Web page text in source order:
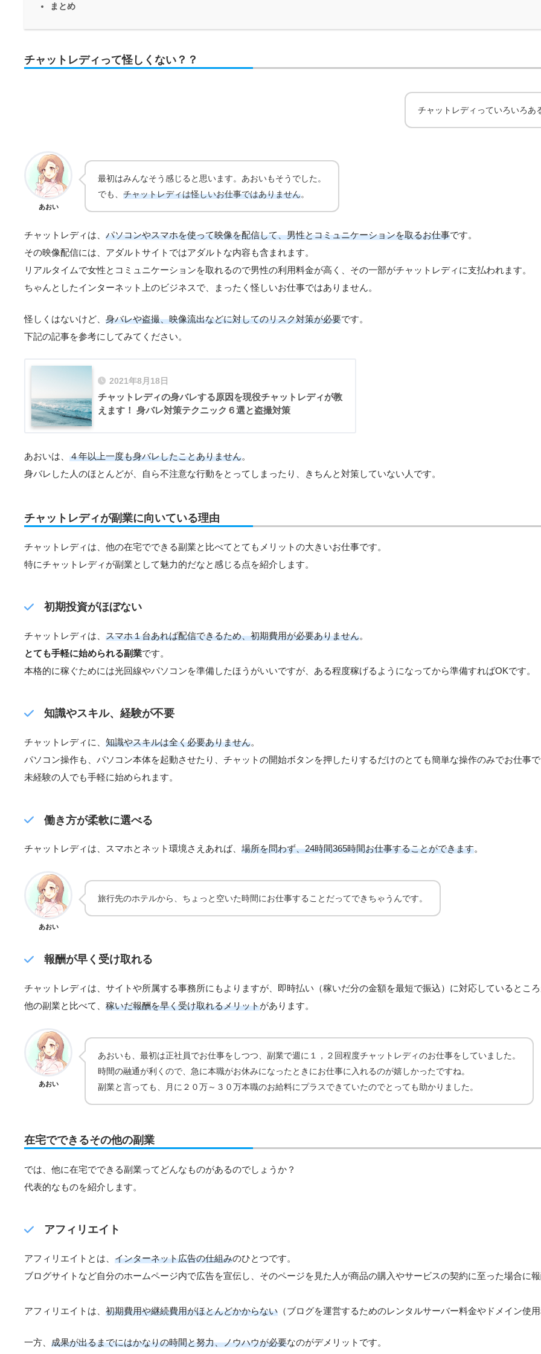
まとめ
チャットレディって怪しくない？？
チャットレディっていろいろあ
あおい
最初はみんなそう感じると思います。あおいもそうでした。
でも、 チャットレディは怪しいお仕事ではありません。
チャットレディは、 パソコンやスマホを使って映像を配信して、男性とコミュニケーションを取るお仕事です。
その映像配信には、アダルトサイトではアダルトな内容も含まれます。
リアルタイムで女性とコミュニケーションを取れるので男性の利用料金が高く、その一部がチャットレディに支払われます。
ちゃんとしたインターネット上のビジネスで、まったく怪しいお仕事ではありません。
怪しくはないけど、 身バレや盗撮、映像流出などに対してのリスク対策が必要です。
下記の記事を参考にしてみてください。
2021年8月18日
チャットレディの身バレする原因を現役チャットレディが教
えます！ 身バレ対策テクニック６選と盗撮対策
あおいは、 ４年以上一度も身バレしたことありません。
身バレした人のほとんどが、自ら不注意な行動をとってしまったり、きちんと対策していない人です。
チャットレディが副業に向いている理由
チャットレディは、他の在宅でできる副業と比べてとてもメリットの大きいお仕事です。
特にチャットレディが副業として魅力的だなと感じる点を紹介します。
初期投資がほぼない
チャットレディは、 スマホ１台あれば配信できるため、初期費用が必要ありません。
とても手軽に始められる副業です。
本格的に稼ぐためには光回線やパソコンを準備したほうがいいですが、ある程度稼げるようになってから準備すればOKです。
知識やスキル、経験が不要
チャットレディに、 知識やスキルは全く必要ありません。
パソコン操作も、パソコン本体を起動させたり、チャットの開始ボタンを押したりするだけのとても簡単な操作のみでお仕事
未経験の人でも手軽に始められます。
働き方が柔軟に選べる
チャットレディは、スマホとネット環境さえあれば、 場所を問わず、24時間365時間お仕事することができます。
あおい
旅行先のホテルから、ちょっと空いた時間にお仕事することだってできちゃうんです。
報酬が早く受け取れる
チャットレディは、サイトや所属する事務所にもよりますが、即時払い（稼いだ分の金額を最短で振込）に対応しているとこ
他の副業と比べて、 稼いだ報酬を早く受け取れるメリットがあります。
あおい
あおいも、最初は正社員でお仕事をしつつ、副業で週に１，２回程度チャットレディのお仕事をしていました。
時間の融通が利くので、急に本職がお休みになったときにお仕事に入れるのが嬉しかったですね。
副業と言っても、月に２０万～３０万本職のお給料にプラスできていたのでとっても助かりました。
在宅でできるその他の副業
では、他に在宅でできる副業ってどんなものがあるのでしょうか？
代表的なものを紹介します。
アフィリエイト
アフィリエイトとは、 インターネット広告の仕組みのひとつです。
ブログサイトなど自分のホームページ内で広告を宣伝し、そのページを見た人が商品の購入やサービスの契約に至った場合に
アフィリエイトは、 初期費用や継続費用がほとんどかからない （ブログを運営するためのレンタルサーバー料金やドメイン使
一方、 成果が出るまでにはかなりの時間と努力、ノウハウが必要なのがデメリットです。